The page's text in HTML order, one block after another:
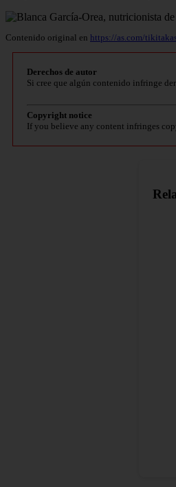
Contenido original en https://as.com/
Derechos de autor
Si cree que algún contenido infringe
Copyright notice
If you believe any content infringes